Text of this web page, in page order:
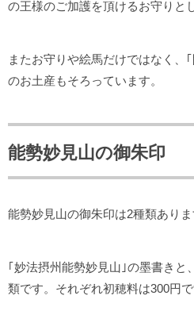
の王様のご加護を頂けるお守りと
またお守りや絵馬だけではなく、
のお土産もそろっています。
能勢妙見山の御朱印
能勢妙見山の御朱印は2種類ありま
｢妙法摂州能勢妙見山｣の墨書きと
類です。それぞれ初穂料は300円で